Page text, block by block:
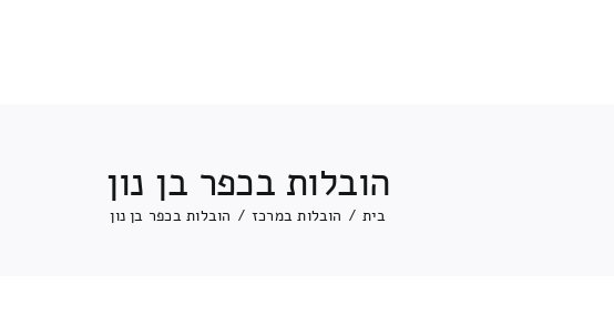
הובלות בכפר בן נון
בית / הובלות במרכז / הובלות בכפר בן נון